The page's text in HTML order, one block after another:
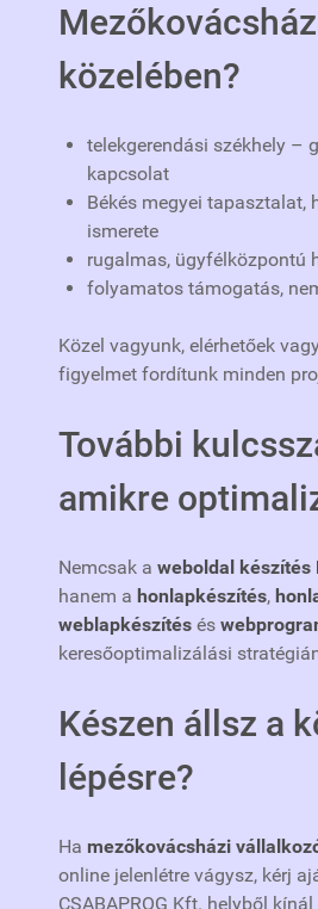
közelében?
telekgerendási székhely –
kapcsolat
Békés megyei tapasztalat,
ismerete
rugalmas, ügyfélközpontú
folyamatos támogatás,
Közel vagyunk, elérhetőek
figyelmet fordítunk minden
További
amikre
Nemcsak a weboldal készítés
hanem a honlapkészítés,
weblapkészítés és
keresőoptimalizálási
Készen állsz a
lépésre?
Ha mezőkovácsházi
online jelenlétre vágysz, kérj
CSABAPROG Kft. helyből